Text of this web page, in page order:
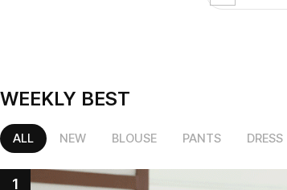
WEEKLY BEST
ALL NEW BLOUSE PANTS DRESS